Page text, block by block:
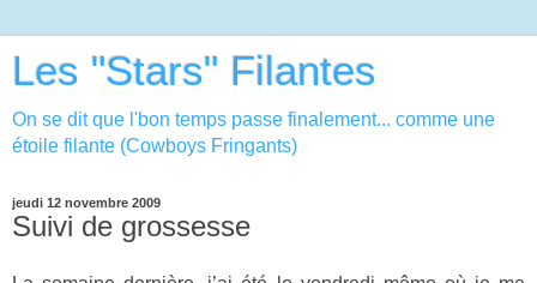
Les "Stars" Filantes
On se dit que l'bon temps passe finalement... comme une
étoile filante (Cowboys Fringants)
jeudi 12 novembre 2009
Suivi de grossesse